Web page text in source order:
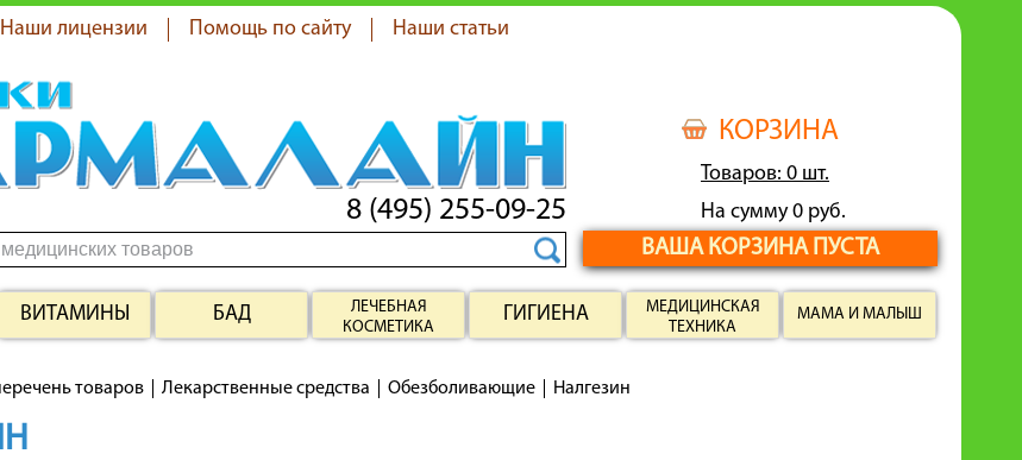
Наши лицензии Помощь по сайту Наши статьи
КОРЗИНА
Товаров: 0 шт.
На сумму 0 руб.
ВАША КОРЗИНА ПУСТА
8 (495) 255-09-25
ВИТАМИНЫ БАД
ЛЕЧЕБНАЯ
КОСМЕТИКА
ГИГИЕНА
МЕДИЦИНСКАЯ
ТЕХНИКА
МАМА И МАЛЫШ
товаров Лекарственные средства Обезболивающие Налгезин